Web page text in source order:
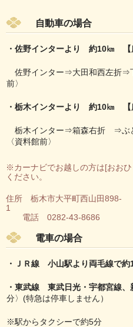
自動車の場合
・佐野インターより 約10㎞ 【
佐野インター⇒大田和西左折⇒
前〉
・栃木インターより 約10㎞ 【
栃木インター⇒箱森右折 ⇒ぶ
〈資料館前〉
※カーナビでお越しの方は[おお
ください。
住所 栃木市大平町西山田898-
電話 0282-43-8686
電車の場合
・ＪＲ線 小山駅より両毛線で約
・東武線 東武日光・宇都宮線、
分〉(特急は停車しません）
※駅からタクシーで約5分